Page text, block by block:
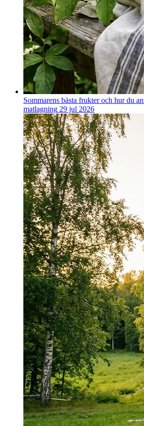
Sommarens bästa frukter och hur du
matlagning 29 jul 2026